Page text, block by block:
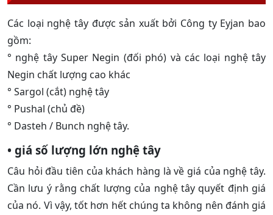
Các loại nghệ tây được sản xuất bởi Công ty Eyjan bao
gồm:
° nghệ tây Super Negin (đối phó) và các loại nghệ tây
Negin chất lượng cao khác
° Sargol (cắt) nghệ tây
° Pushal (chủ đề)
° Dasteh / Bunch nghệ tây.
• giá số lượng lớn nghệ tây
Câu hỏi đầu tiên của khách hàng là về giá của nghệ tây.
Cần lưu ý rằng chất lượng của nghệ tây quyết định giá
của nó. Vì vậy, tốt hơn hết chúng ta không nên đánh giá